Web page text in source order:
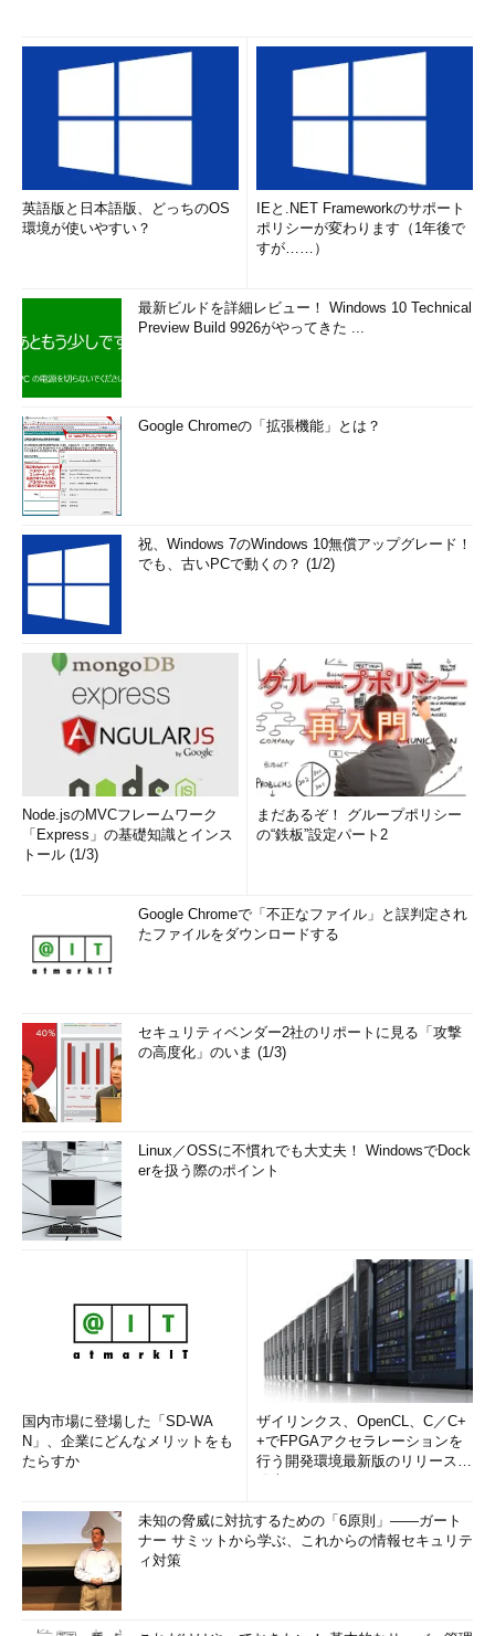
英語版と日本語版、どっちのOS
環境が使いやすい？
IEと.NET Frameworkのサポート
ポリシーが変わります（1年後で
すが……）
最新ビルドを詳細レビュー！ Windows 10 Technical
Preview Build 9926がやってきた ...
Google Chromeの「拡張機能」とは？
祝、Windows 7のWindows 10無償アップグレード！
でも、古いPCで動くの？ (1/2)
Node.jsのMVCフレームワーク
「Express」の基礎知識とインス
トール (1/3)
まだあるぞ！ グループポリシー
の“鉄板”設定パート2
Google Chromeで「不正なファイル」と誤判定され
たファイルをダウンロードする
セキュリティベンダー2社のリポートに見る「攻撃
の高度化」のいま (1/3)
Linux／OSSに不慣れでも大丈夫！ WindowsでDock
erを扱う際のポイント
国内市場に登場した「SD-WA
N」、企業にどんなメリットをも
たらすか
ザイリンクス、OpenCL、C／C+
+でFPGAアクセラレーションを
行う開発環境最新版のリリースを
未知の脅威に対抗するための「6原則」――ガート
ナー サミットから学ぶ、これからの情報セキュリテ
ィ対策